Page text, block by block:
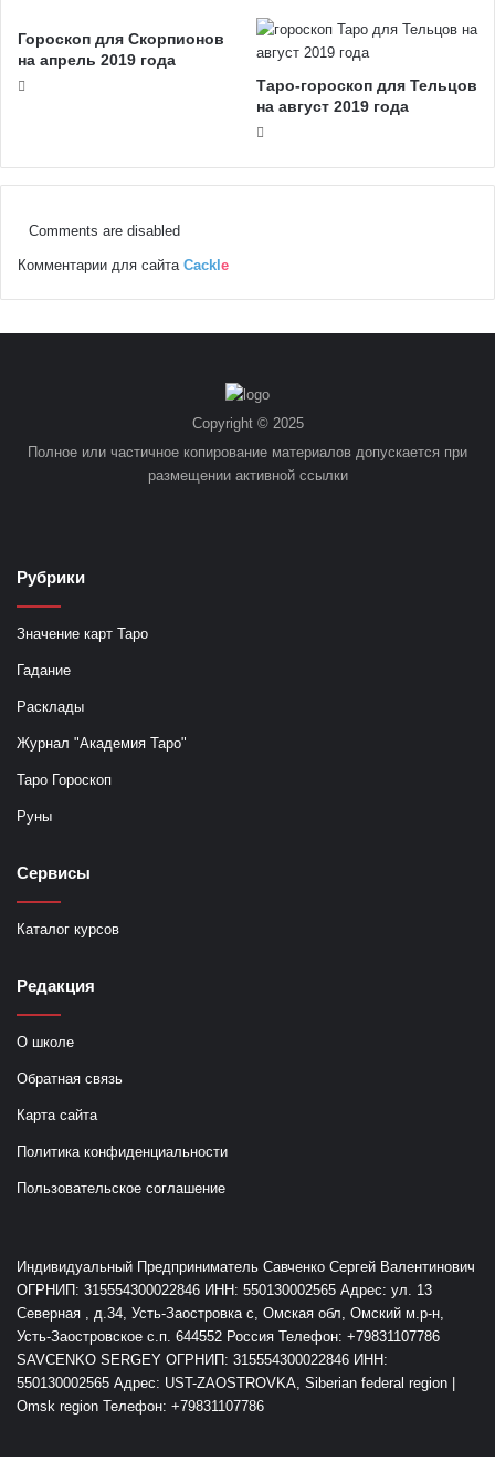
Гороскоп для Скорпионов
на апрель 2019 года
Таро-гороскоп для Тельцов
на август 2019 года
Comments are disabled
Комментарии для сайта Cackl e
Copyright © 2025
Полное или частичное копирование материалов допускается при
размещении активной ссылки
Рубрики
Значение карт Таро
Гадание
Расклады
Журнал "Академия Таро"
Таро Гороскоп
Руны
Сервисы
Каталог курсов
Редакция
О школе
Обратная связь
Карта сайта
Политика конфиденциальности
Пользовательское соглашение
Индивидуальный Предприниматель Савченко Сергей Валентинович
ОГРНИП: 315554300022846 ИНН: 550130002565 Адрес: ул. 13
Северная , д.34, Усть-Заостровка с, Омская обл, Омский м.р-н,
Усть-Заостровское с.п. 644552 Россия Телефон: +79831107786
SAVCENKO SERGEY ОГРНИП: 315554300022846 ИНН:
550130002565 Адрес: UST-ZAOSTROVKA, Siberian federal region |
Omsk region Телефон: +79831107786